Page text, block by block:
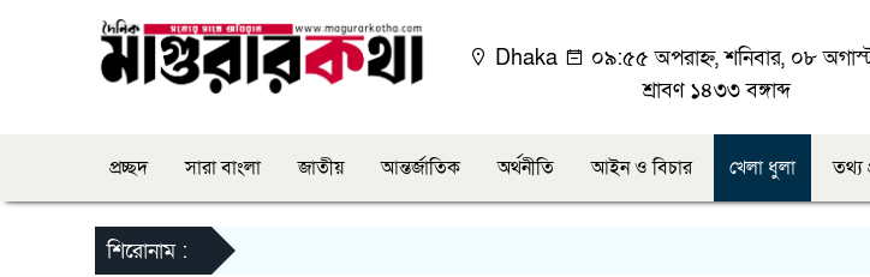
Dhaka
০৯:৫৫ অপরাহ্ন, শনিবার, ০৮
শ্রাবণ ১৪৩৩ বঙ্গাব্দ
প্রচ্ছদ সারা বাংলা জাতীয় আন্তর্জাতিক অর্থনীতি আইন ও বিচার খেলা ধুলা তথ্য
শিরোনাম :